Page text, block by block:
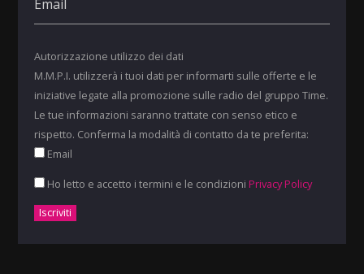
Autorizzazione utilizzo dei dati
M.M.P.I. utilizzerà i tuoi dati per informarti sulle offerte e le
iniziative legate alla promozione sulle radio del gruppo Time.
Le tue informazioni saranno trattate con senso etico e
rispetto. Conferma la modalità di contatto da te preferita:
Email
Ho letto e accetto i termini e le condizioni Privacy Policy